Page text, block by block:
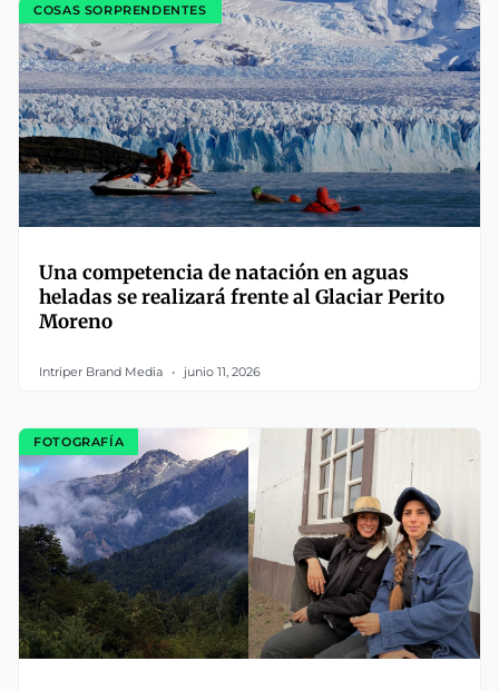
COSAS SORPRENDENTES
Una competencia de natación en aguas
heladas se realizará frente al Glaciar Perito
Moreno
Intriper Brand Media junio 11, 2026
FOTOGRAFÍA